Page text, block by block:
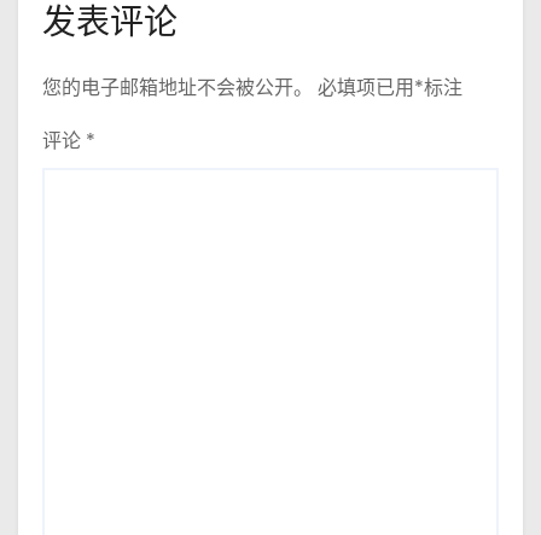
发表评论
您的电子邮箱地址不会被公开。 必填项已用*标注
评论 *